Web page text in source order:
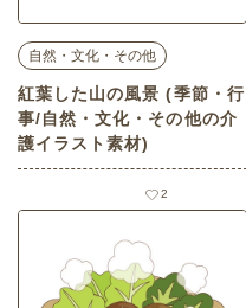
自然・文化・その他
紅葉した山の風景 (季節・行
事/自然・文化・その他の介
護イラスト素材)
2